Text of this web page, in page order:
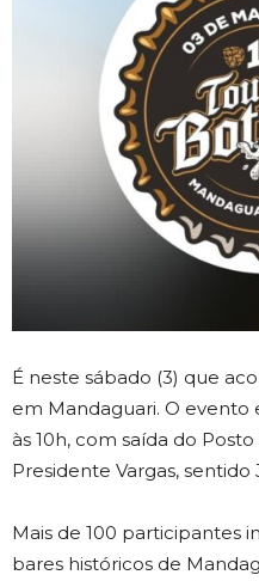
É neste sábado (3) que
em Mandaguari. O
às 10h, com saída do
Presidente Vargas, sentido
Mais de 100 participantes
bares históricos de